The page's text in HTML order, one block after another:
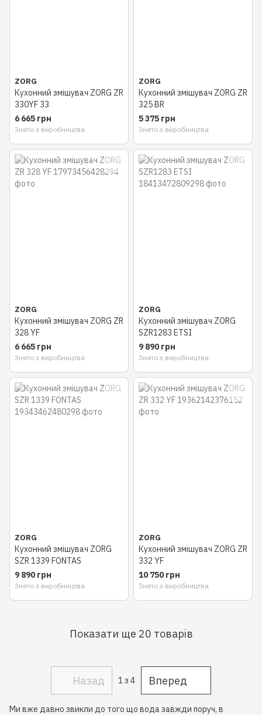
ZORG
Кухонний змішувач ZORG ZR
330YF 33
6 665 грн
Знято з виробництва
ZORG
Кухонний змішувач ZORG ZR
325 BR
5 375 грн
Знято з виробництва
ZORG
Кухонний змішувач ZORG ZR
328 YF
6 665 грн
Знято з виробництва
ZORG
Кухонний змішувач ZORG
SZR1283 ETSI
9 890 грн
Знято з виробництва
ZORG
Кухонний змішувач ZORG
SZR 1339 FONTAS
9 890 грн
Знято з виробництва
ZORG
Кухонний змішувач ZORG ZR
332 YF
10 750 грн
Знято з виробництва
Показати ще 20 товарів
Назад 1 з 4 Вперед
Ми вже давно звикли до того що вода завжди поруч, в